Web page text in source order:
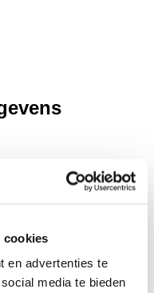
cookies
en advertenties te
media te bieden